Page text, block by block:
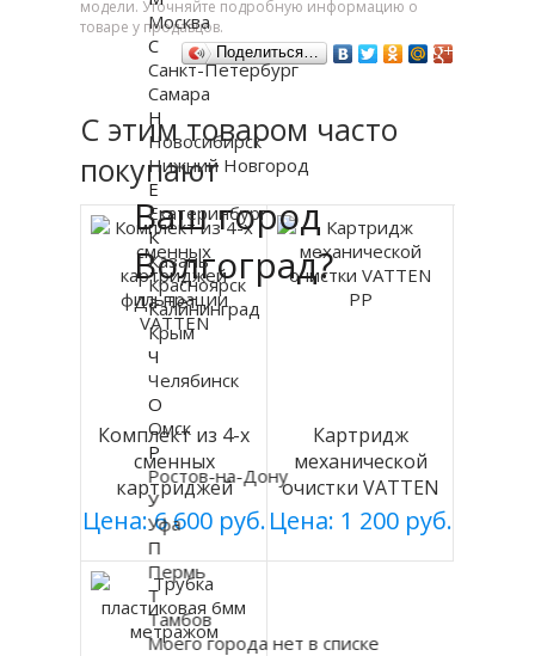
модели. Уточняйте подробную информацию о
товаре у продавцов.
Поделиться…
С этим товаром часто
покупают
Комплект из 4-х
сменных
картриджей
фильтрации
VATTEN
Цена: 6 600 руб.
Картридж
механической
очистки VATTEN
PP
Цена: 1 200 руб.
Ваш город
Волгоград?
Да Нет
Москва
С
Санкт-Петербург
Самара
Н
Новосибирск
Нижний Новгород
Е
Екатеринбург
К
Казань
Красноярск
Калининград
Крым
Ч
Челябинск
О
Омск
Р
Ростов-на-Дону
У
Уфа
П
Пермь
Т
Тамбов
Моего города нет в списке